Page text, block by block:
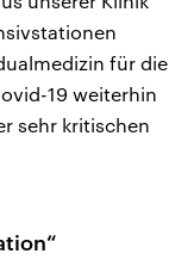
für die
19 weiterhin
sehr kritischen